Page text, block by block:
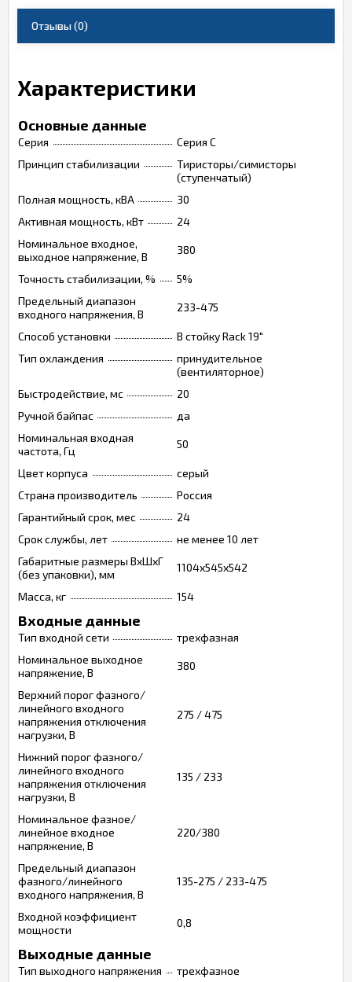
Отзывы(0)
Характеристики
Основные данные
Серия
Серия C
Принцип стабилизации
Тиристоры/симисторы
(ступенчатый)
Полная мощность, кВА
30
Активная мощность, кВт
24
Номинальное входное,
выходное напряжение, В
380
Точность стабилизации, %
5%
Предельный диапазон
входного напряжения, В
233-475
Способ установки
В стойку Rack 19"
Тип охлаждения
принудительное
(вентиляторное)
Быстродействие, мс
20
Ручной байпас
да
Номинальная входная
частота, Гц
50
Цвет корпуса
серый
Страна производитель
Россия
Гарантийный срок, мес
24
Срок службы, лет
не менее 10 лет
Габаритные размеры ВхШхГ
(без упаковки), мм
1104x545x542
Масса, кг 154
Входные данные
Тип входной сети
трехфазная
Номинальное выходное
напряжение, В
380
Верхний порог фазного/
линейного входного
напряжения отключения
нагрузки, В
275 / 475
Нижний порог фазного/
линейного входного
напряжения отключения
нагрузки, В
135 / 233
Номинальное фазное/
линейное входное
напряжение, В
220/380
Предельный диапазон
фазного/линейного
входного напряжения, В
135-275 / 233-475
Входной коэффициент
мощности
0,8
Выходные данные
Тип выходного напряжения трехфазное